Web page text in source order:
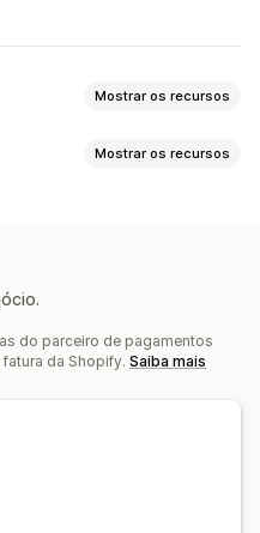
Mostrar os recursos
Mostrar os recursos
pets
do parceiro de pagamentos
da Shopify. Saiba mais